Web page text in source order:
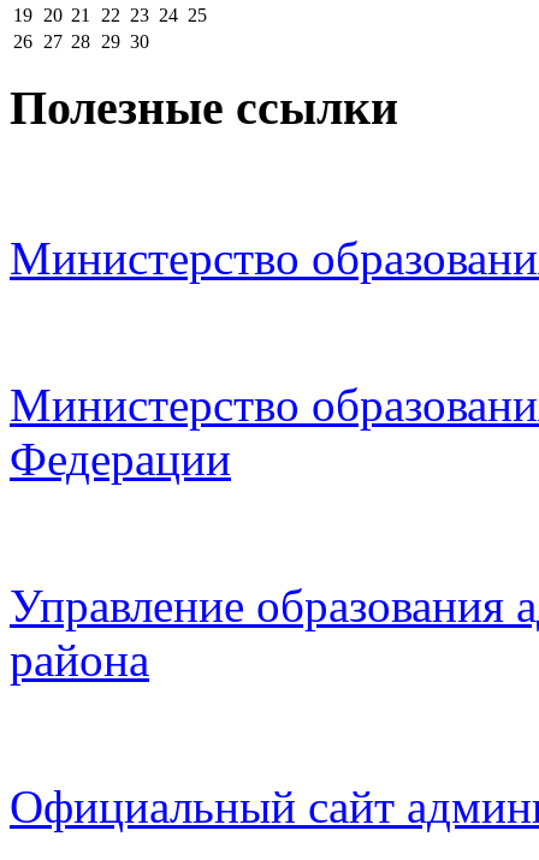
19 20 21 22 23 24 25
26 27 28 29 30
Полезные ссылки
Министерство
Министерство
Федерации
Управление образования
района
Официальный сайт